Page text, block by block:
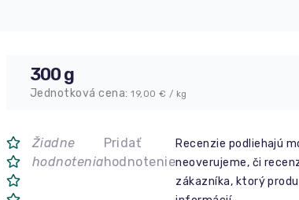
300 g
Jednotková cena:19,00 € / kg
Žiadne
hodnotenia
Pridať
hodnotenie
Recenzie podliehajú
neoverujeme, či
zákazníka, ktorý